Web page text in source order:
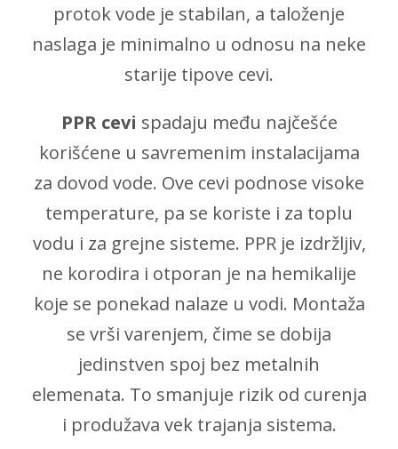
protok vode je stabilan, a taloženje
naslaga je minimalno u odnosu na neke
starije tipove cevi.
PPR cevi spadaju među najčešće
korišćene u savremenim instalacijama
za dovod vode. Ove cevi podnose visoke
temperature, pa se koriste i za toplu
vodu i za grejne sisteme. PPR je izdržljiv,
ne korodira i otporan je na hemikalije
koje se ponekad nalaze u vodi. Montaža
se vrši varenjem, čime se dobija
jedinstven spoj bez metalnih
elemenata. To smanjuje rizik od curenja
i produžava vek trajanja sistema.